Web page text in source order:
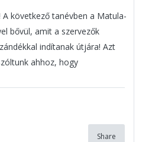
A következő tanévben a Matula-
bővül, amit a szervezők
indítanak útjára! Azt
ahhoz, hogy
Share